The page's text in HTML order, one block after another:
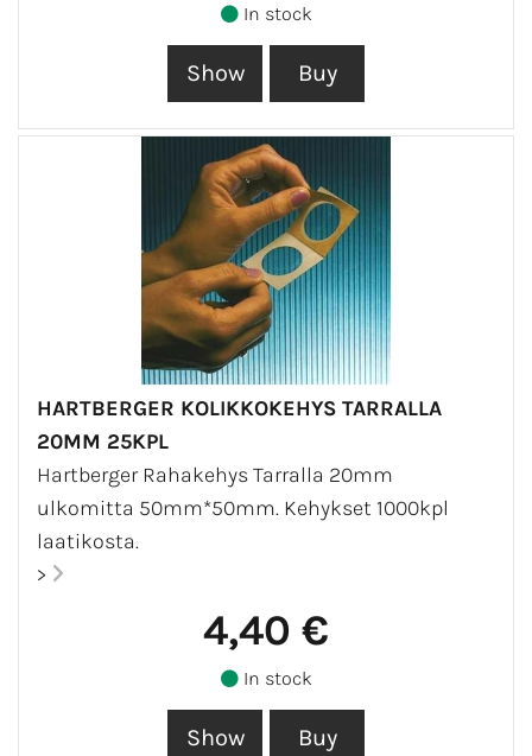
In stock
HARTBERGER KOLIKKOKEHYS TARRALLA
20MM 25KPL
Hartberger Rahakehys Tarralla 20mm
ulkomitta 50mm*50mm. Kehykset 1000kpl
laatikosta.
>
4,40 €
In stock